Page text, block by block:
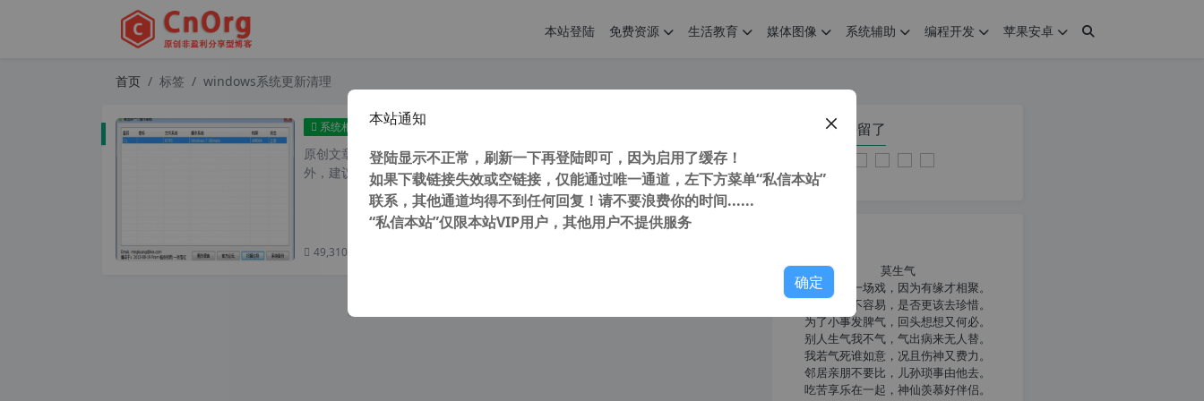
本站登陆 免费资源 生活教育 媒体图像 系统辅助 编程开发 苹果安卓
首页 标签 windows系统更新清理
系统相关 WinSXS文件夹和系统更新清理工具 v8.19绿色版
原创文章，转载请注明： 转载自 cnorg.12hp.de 注意： 由于网站空间位于国
外，建议避开晚上的访问高...
49,310 次浏览
您在本页停留了
莫生气
人生就像一场戏，因为有缘才相聚。
相扶到老不容易，是否更该去珍惜。
为了小事发脾气，回头想想又何必。
别人生气我不气，气出病来无人替。
我若气死谁如意，况且伤神又费力。
邻居亲朋不要比，儿孙琐事由他去。
吃苦享乐在一起，神仙羡慕好伴侣。
本站通知
登陆显示不正常，刷新一下再登陆即可，因为启用了缓存！
如果下载链接失效或空链接，仅能通过唯一通道，左下方菜单“私信本站”
联系，其他通道均得不到任何回复！请不要浪费你的时间......
“私信本站”仅限本站VIP用户，其他用户不提供服务
确定